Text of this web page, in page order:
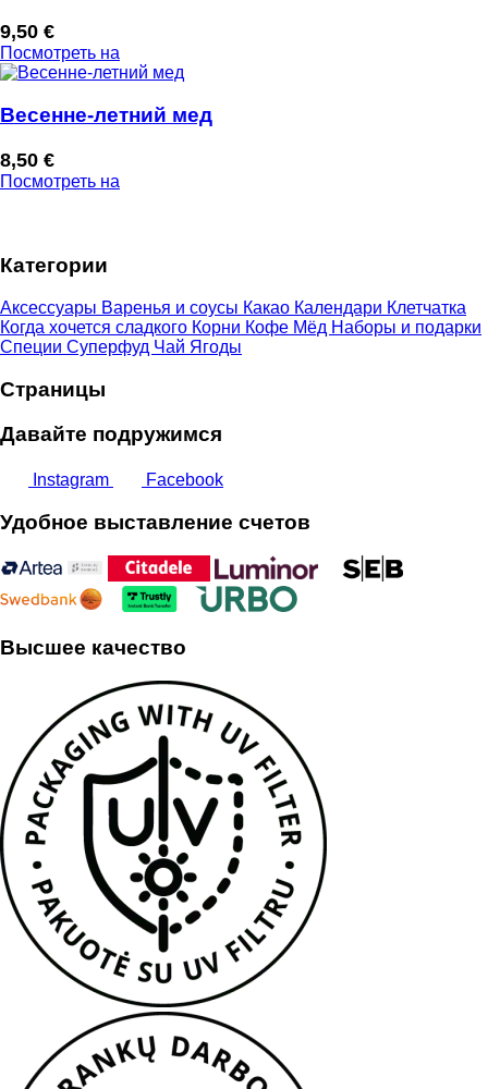
9,50 €
Посмотреть на
Весенне-летний мед
8,50 €
Посмотреть на
Категории
Аксессуары Варенья и соусы Какао Календари Клетчатка
Когда хочется сладкого Корни Кофе Мёд Наборы и подарки
Специи Суперфуд Чай Ягоды
Страницы
Давайте подружимся
Instagram Facebook
Удобное выставление счетов
Высшее качество